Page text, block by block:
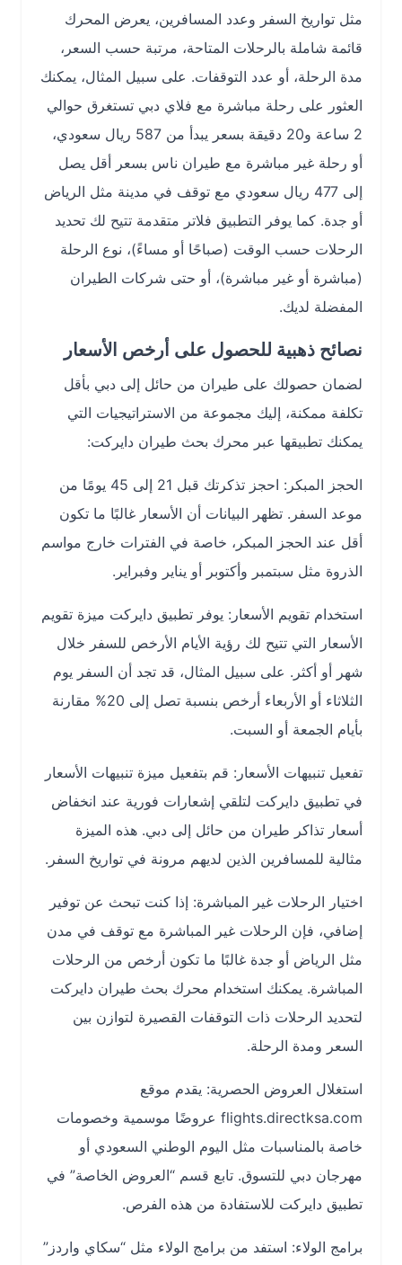
مثل تواريخ السفر وعدد المسافرين، يعرض المحرك
قائمة شاملة بالرحلات المتاحة، مرتبة حسب السعر،
مدة الرحلة، أو عدد التوقفات. على سبيل المثال، يمكنك
العثور على رحلة مباشرة مع فلاي دبي تستغرق حوالي
2 ساعة و20 دقيقة بسعر يبدأ من 587 ريال سعودي،
أو رحلة غير مباشرة مع طيران ناس بسعر أقل يصل
إلى 477 ريال سعودي مع توقف في مدينة مثل الرياض
أو جدة. كما يوفر التطبيق فلاتر متقدمة تتيح لك تحديد
الرحلات حسب الوقت (صباحًا أو مساءً)، نوع الرحلة
(مباشرة أو غير مباشرة)، أو حتى شركات الطيران
المفضلة لديك.
نصائح ذهبية للحصول على أرخص الأسعار
لضمان حصولك على طيران من حائل إلى دبي بأقل
تكلفة ممكنة، إليك مجموعة من الاستراتيجيات التي
يمكنك تطبيقها عبر محرك بحث طيران دايركت:
الحجز المبكر: احجز تذكرتك قبل 21 إلى 45 يومًا من
موعد السفر. تظهر البيانات أن الأسعار غالبًا ما تكون
أقل عند الحجز المبكر، خاصة في الفترات خارج مواسم
الذروة مثل سبتمبر وأكتوبر أو يناير وفبراير.
استخدام تقويم الأسعار: يوفر تطبيق دايركت ميزة تقويم
الأسعار التي تتيح لك رؤية الأيام الأرخص للسفر خلال
شهر أو أكثر. على سبيل المثال، قد تجد أن السفر يوم
الثلاثاء أو الأربعاء أرخص بنسبة تصل إلى 20% مقارنة
بأيام الجمعة أو السبت.
تفعيل تنبيهات الأسعار: قم بتفعيل ميزة تنبيهات الأسعار
في تطبيق دايركت لتلقي إشعارات فورية عند انخفاض
أسعار تذاكر طيران من حائل إلى دبي. هذه الميزة
مثالية للمسافرين الذين لديهم مرونة في تواريخ السفر.
اختيار الرحلات غير المباشرة: إذا كنت تبحث عن توفير
إضافي، فإن الرحلات غير المباشرة مع توقف في مدن
مثل الرياض أو جدة غالبًا ما تكون أرخص من الرحلات
المباشرة. يمكنك استخدام محرك بحث طيران دايركت
لتحديد الرحلات ذات التوقفات القصيرة لتوازن بين
السعر ومدة الرحلة.
استغلال العروض الحصرية: يقدم موقع
flights.directksa.com عروضًا موسمية وخصومات
خاصة بالمناسبات مثل اليوم الوطني السعودي أو
مهرجان دبي للتسوق. تابع قسم “العروض الخاصة” في
تطبيق دايركت للاستفادة من هذه الفرص.
برامج الولاء: استفد من برامج الولاء مثل “سكاي واردز”